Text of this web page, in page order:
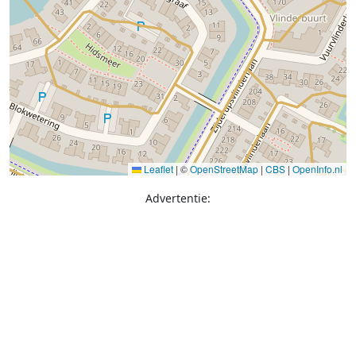
Leaflet | ©OpenStreetMap | CBS | OpenInfo.nl
Advertentie: